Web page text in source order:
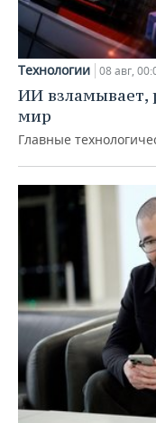
Технологии 08 авг,
ИИ взламывает,
мир
Главные